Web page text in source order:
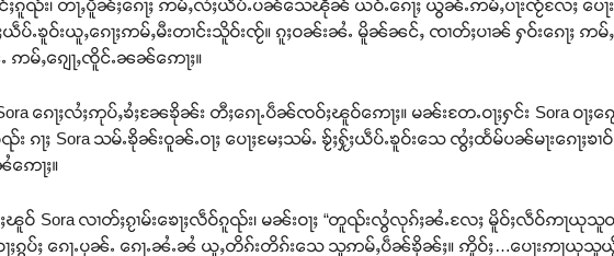
ၵူၺ်း၊ တႃႇပိူၼ်ႈၵေႃႈ ဢမ်ႇလႆႈယဵပ်ႉပၼ်သေၽိုၼ် ယဝ်ႉၵေႃႈ ယွၼ်ႉဢမ်ႇပႃးၸႂ်လႄႈ ပေႃ
ပ်ႉၶူဝ်းယူႇၵေႃႈဢမ်ႇမီးတၢင်းသိူဝ်းၸႂ်။ ၵူႈဝၼ်းၼႆႉ မိူၼ်ၼင်ႇ ၸၢတ်ႈပၢၼ် ႁဝ်းၵေႃႈ ဢ
မ်ႇၵျေႃႇၸိူင်ႉၼၼ်ဢေႃႈ။
ၵေႃႈလႆႈဢုပ်ႇၶႆႈၼႄၶိုၼ်း တီႈၵေႃႉပဵၼ်ၸဝ်ႈၽူဝ်ဢေႃႈ။ မၼ်းတႄႉဝႃႈႁင်း Sora ဝ
ၵႃႈ Sora သမ်ႉၶိုၼ်းဝူၼ်ႉဝႃႈ ပေႃႈမႄႈသမ်ႉ ၶႂ်ႈႁႂ်ႈယဵပ်ႉၶူဝ်းသေ ၸွႆႈထႅမ်ပၼ်မႃးၵေႃႈ
ေႃႈ။
ဝ် Sora လၢတ်ႈၵႂၢမ်းၶေႃႈလဵဝ်ၵူၺ်း၊ မၼ်းဝႃႈ “တူၺ်းလွႆလုၵ်ႈၼႆႉလႄႈ မိူဝ်ႈလဵဝ်ဢႃယု
ႃႈၵွပ်ႈ ၵေႃႉပုၼ်ႉ ၵေႃႉၼႆႉၼႆ ယူႇတိၵ်းတိၵ်းသေ သူဢမ်ႇပဵၼ်ၶိုၼ်ႈ။ ဢိူဝ်ႈ…ပေႃးဢႃယုသူယႂ်